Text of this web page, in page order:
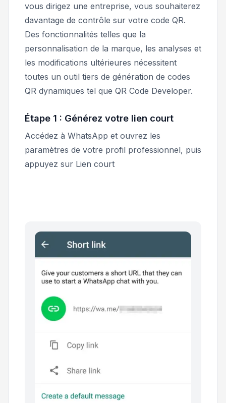
vous dirigez une entreprise, vous souhaiterez
davantage de contrôle sur votre code QR.
Des fonctionnalités telles que la
personnalisation de la marque, les analyses et
les modifications ultérieures nécessitent
toutes un outil tiers de génération de codes
QR dynamiques tel que QR Code Developer.
Étape 1 : Générez votre lien court
Accédez à WhatsApp et ouvrez les
paramètres de votre profil professionnel, puis
appuyez sur Lien court